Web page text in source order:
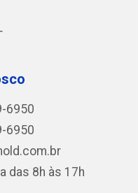
6950
6950
das 8h às 17h